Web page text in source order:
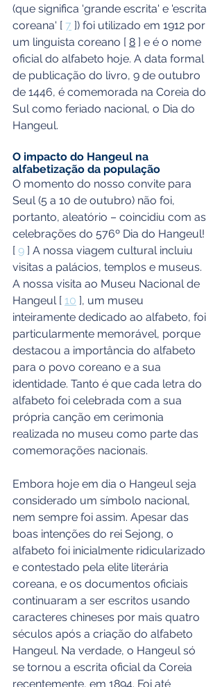
(que significa 'grande escrita' e 'escrita
coreana' [ 7 ]) foi utilizado em 1912 por
um linguista coreano [ 8 ] e é o nome
oficial do alfabeto hoje. A data formal
de publicação do livro, 9 de outubro
de 1446, é comemorada na Coreia do
Sul como feriado nacional, o Dia do
Hangeul.
O impacto do Hangeul na
alfabetização da população
O momento do nosso convite para
Seul (5 a 10 de outubro) não foi,
portanto, aleatório – coincidiu com as
celebrações do 576º Dia do Hangeul!
[ 9 ] A nossa viagem cultural incluiu
visitas a palácios, templos e museus.
A nossa visita ao Museu Nacional de
Hangeul [ 10 ], um museu
inteiramente dedicado ao alfabeto, foi
particularmente memorável, porque
destacou a importância do alfabeto
para o povo coreano e a sua
identidade. Tanto é que cada letra do
alfabeto foi celebrada com a sua
própria canção em cerimonia
realizada no museu como parte das
comemorações nacionais.
Embora hoje em dia o Hangeul seja
considerado um símbolo nacional,
nem sempre foi assim. Apesar das
boas intenções do rei Sejong, o
alfabeto foi inicialmente ridicularizado
e contestado pela elite literária
coreana, e os documentos oficiais
continuaram a ser escritos usando
caracteres chineses por mais quatro
séculos após a criação do alfabeto
Hangeul. Na verdade, o Hangeul só
se tornou a escrita oficial da Coreia
recentemente, em 1894. Foi até